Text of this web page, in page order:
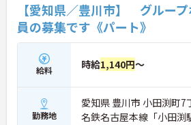
【愛知県／豊川市】 グルー
員の募集です《パート》
給料 時給1,140円～
勤務地
愛知県 豊川市 小田渕町7
名鉄名古屋本線「小田渕